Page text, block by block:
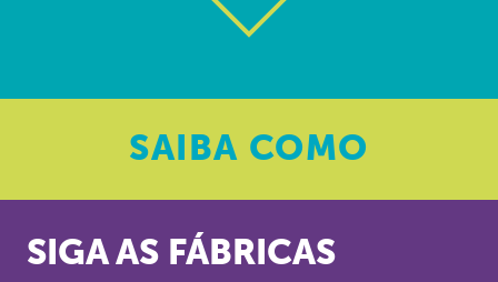
SAIBA COMO
SIGA AS FÁBRICAS